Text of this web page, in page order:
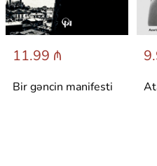
11.99 ₼
Bir gəncin manifesti